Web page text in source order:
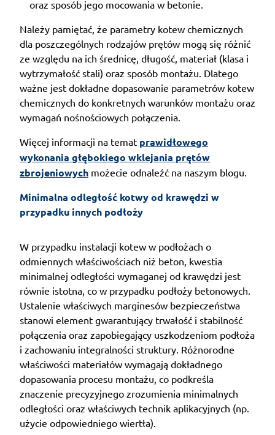
oraz sposób jego mocowania w betonie.
Należy pamiętać, że parametry kotew chemicznych
dla poszczególnych rodzajów prętów mogą się różnić
ze względu na ich średnicę, długość, materiał (klasa i
wytrzymałość stali) oraz sposób montażu. Dlatego
ważne jest dokładne dopasowanie parametrów kotew
chemicznych do konkretnych warunków montażu oraz
wymagań nośnościowych połączenia.
Więcej informacji na temat prawidłowego
wykonania głębokiego wklejania prętów
zbrojeniowych możecie odnaleźć na naszym blogu.
Minimalna odległość kotwy od krawędzi w
przypadku innych podłoży
W przypadku instalacji kotew w podłożach o
odmiennych właściwościach niż beton, kwestia
minimalnej odległości wymaganej od krawędzi jest
równie istotna, co w przypadku podłoży betonowych.
Ustalenie właściwych marginesów bezpieczeństwa
stanowi element gwarantujący trwałość i stabilność
połączenia oraz zapobiegający uszkodzeniom podłoża
i zachowaniu integralności struktury. Różnorodne
właściwości materiałów wymagają dokładnego
dopasowania procesu montażu, co podkreśla
znaczenie precyzyjnego zrozumienia minimalnych
odległości oraz właściwych technik aplikacyjnych (np.
użycie odpowiedniego wiertła).